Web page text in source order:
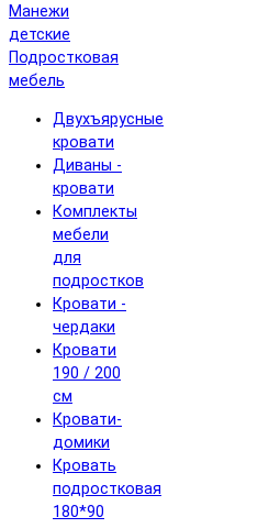
Манежи
детские
Подростковая
мебель
Двухъярусные
кровати
Диваны -
кровати
Комплекты
мебели
для
подростков
Кровати -
чердаки
Кровати
190 / 200
см
Кровати-
домики
Кровать
подростковая
180*90